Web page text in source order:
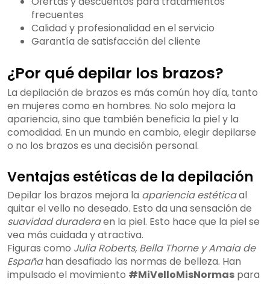
frecuentes
Calidad y profesionalidad en el servicio
Garantía de satisfacción del cliente
¿Por qué depilar los brazos?
La depilación de brazos es más común hoy día, tanto
en mujeres como en hombres. No solo mejora la
apariencia, sino que también beneficia la piel y la
comodidad. En un mundo en cambio, elegir depilarse
o no los brazos es una decisión personal.
Ventajas estéticas de la depilación
Depilar los brazos mejora la apariencia estéticaal
quitar el vello no deseado. Esto da una sensación de
suavidad duraderaen la piel. Esto hace que la piel se
vea más cuidada y atractiva.
Figuras como Julia Roberts, Bella Thorne y Amaia de
Españahan desafiado las normas de belleza. Han
impulsado el movimiento #MiVelloMisNormas para